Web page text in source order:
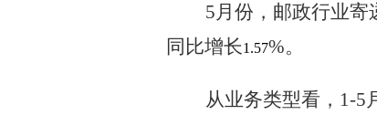
5月份，邮政行业寄
同比增长1.57%。
从业务类型看， 1-5